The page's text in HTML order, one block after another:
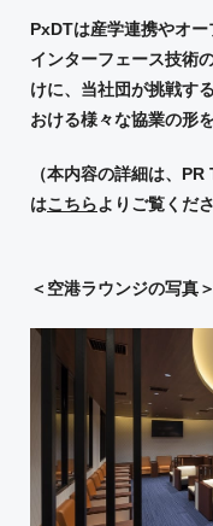
PxDTは産学連携やオ
インターフェース技術
けに、当社団が挑戦す
おける様々な協業の形
（本内容の詳細は、 PR
はこちらよりご覧くだ
＜空港ラウンジの写真＞